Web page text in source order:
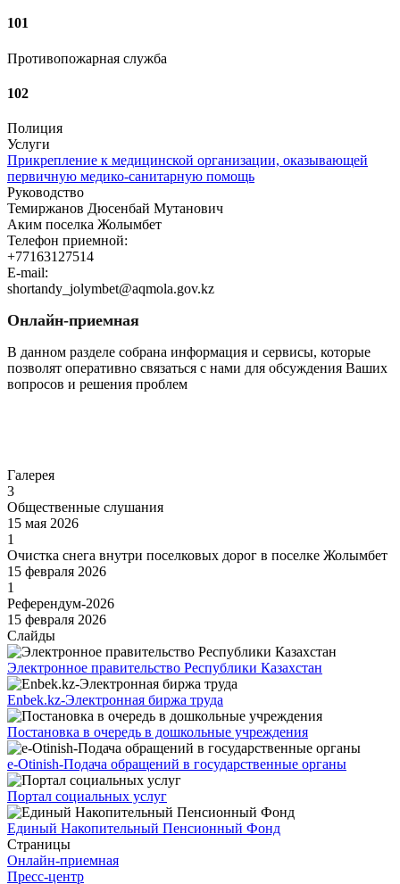
101
Противопожарная служба
102
Полиция
Услуги
Прикрепление к медицинской организации, оказывающей
первичную медико-санитарную помощь
Руководство
Темиржанов Дюсенбай Мутанович
Аким поселка Жолымбет
Телефон приемной:
+77163127514
E-mail:
shortandy_jolymbet@aqmola.gov.kz
Онлайн-приемная
В данном разделе собрана информация и сервисы, которые
позволят оперативно связаться с нами для обсуждения Ваших
вопросов и решения проблем
Галерея
3
Общественные слушания
15 мая 2026
1
Очистка снега внутри поселковых дорог в поселке Жолымбет
15 февраля 2026
1
Референдум-2026
15 февраля 2026
Слайды
Электронное правительство Республики Казахстан
Enbek.kz-Электронная биржа труда
Постановка в очередь в дошкольные учреждения
e-Otinish-Подача обращений в государственные органы
Портал социальных услуг
Единый Накопительный Пенсионный Фонд
Страницы
Онлайн-приемная
Пресс-центр